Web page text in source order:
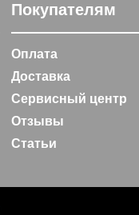
Покупателям
Оплата
Доставка
Сервисный центр
Отзывы
Статьи